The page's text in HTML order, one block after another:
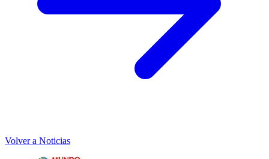
Volver a Noticias